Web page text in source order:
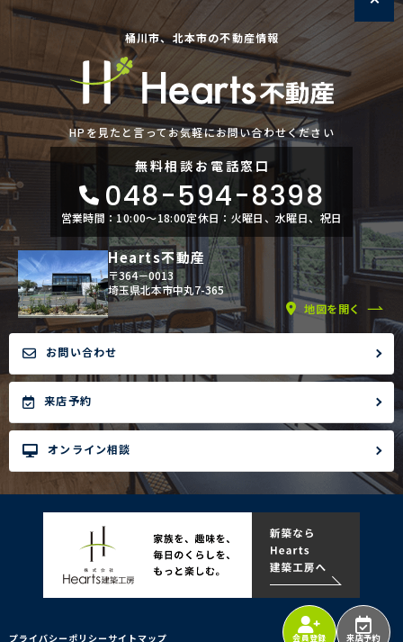
会員登録 来店予約
桶川市、北本市の不動産情報
HPを見たと言ってお気軽にお問い合わせください
無料相談お電話窓口
048-594-8398
営業時間：10:00〜18:00定休日：火曜日、水曜日、祝日
Hearts不動産
〒364－0013
埼玉県北本市中丸7-365
地図を開く
お問い合わせ
来店予約
オンライン相談
プライバシーポリシー サイトマップ